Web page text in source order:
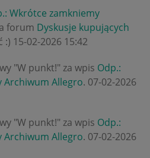
Wkrótce zamkniemy
forum Dyskusje kupujących
:) ‎15-02-2026 15:42
"W punkt!" za wpis Odp.:
Archiwum Allegro. ‎07-02-2026
"W punkt!" za wpis Odp.:
Archiwum Allegro. ‎07-02-2026